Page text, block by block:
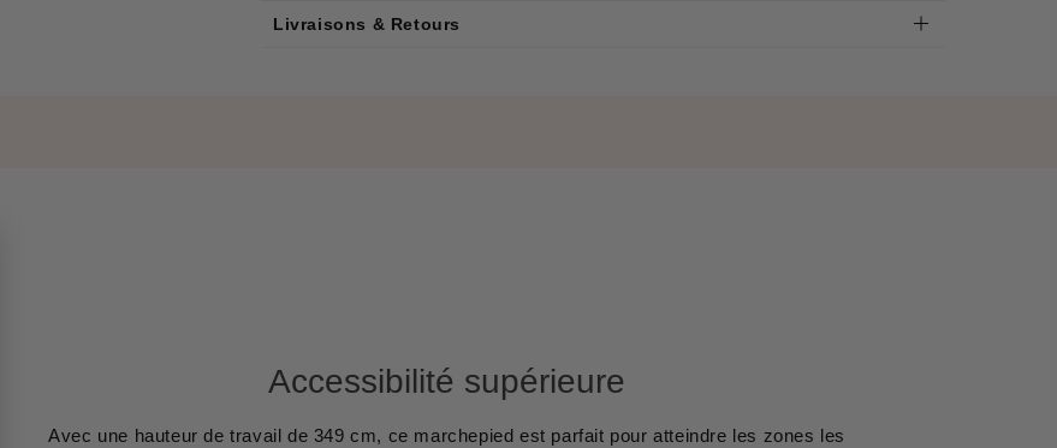
Livraisons & Retours
Accessibilité supérieure
Avec une hauteur de travail de 349 cm, ce marchepied est parfait pour atteindre les zones les